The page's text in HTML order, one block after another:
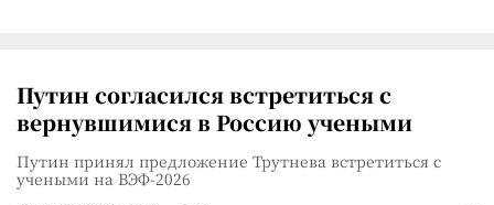
Путин согласился встретиться с
вернувшимися в Россию учеными
Путин принял предложение Трутнева встретиться с
учеными на ВЭФ-2026